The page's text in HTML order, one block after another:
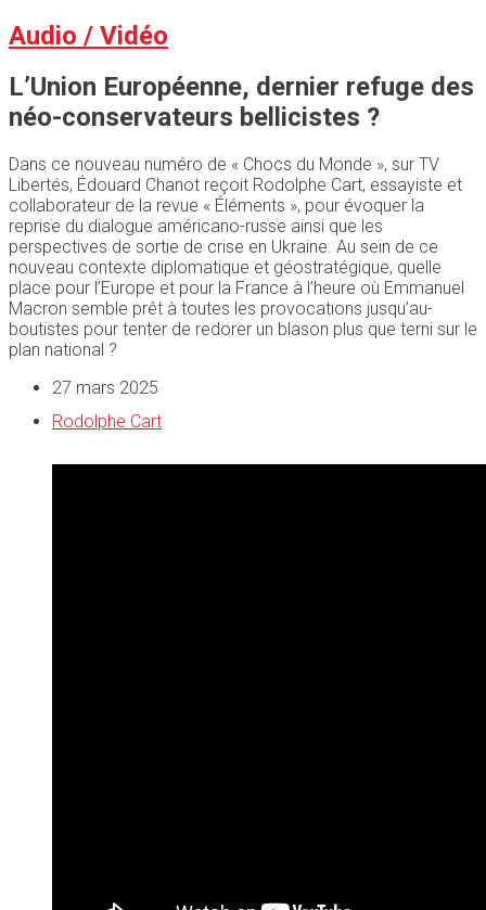
Audio / Vidéo
L’Union Européenne, dernier refuge des
néo-conservateurs bellicistes ?
Dans ce nouveau numéro de « Chocs du Monde », sur TV
Libertés, Édouard Chanot reçoit Rodolphe Cart, essayiste et
collaborateur de la revue « Éléments », pour évoquer la
reprise du dialogue américano-russe ainsi que les
perspectives de sortie de crise en Ukraine. Au sein de ce
nouveau contexte diplomatique et géostratégique, quelle
place pour l’Europe et pour la France à l’heure où Emmanuel
Macron semble prêt à toutes les provocations jusqu’au-
boutistes pour tenter de redorer un blason plus que terni sur le
plan national ?
27 mars 2025
Rodolphe Cart